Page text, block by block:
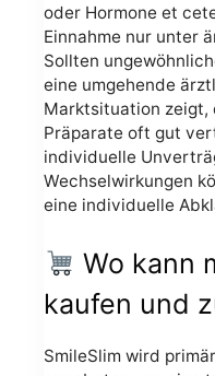
oder Hormone et
Einnahme nur unter
Sollten
eine umgehende
Marktsituation
Präparate oft gut
individuelle
Wechselwirkungen
eine individuelle
Wo kann
kaufen und
SmileSlim wird